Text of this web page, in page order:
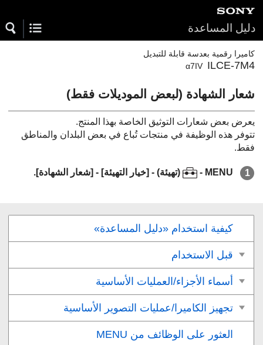
دليل المساعدة
كاميرا رقمية بعدسة قابلة للتبديل
ILCE-7M4
α7IV
شعار الشهادة (لبعض الموديلات فقط)
يعرض بعض شعارات التوثيق الخاصة بهذا المنتج.
تتوفر هذه الوظيفة في منتجات تُباع في بعض البلدان والمناطق
فقط.
MENU
-
(تهيئة) - [خيار التهيئة] - [شعار الشهادة].
كيفية استخدام «دليل المساعدة»
قبل الاستخدام
أسماء الأجزاء/العمليات الأساسية
تجهيز الكاميرا/عمليات التصوير الأساسية
العثور على الوظائف من MENU